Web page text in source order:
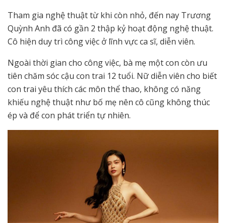
Tham gia nghệ thuật từ khi còn nhỏ, đến nay Trương
Quỳnh Anh đã có gần 2 thập kỷ hoạt động nghệ thuật.
Cô hiện duy trì công việc ở lĩnh vực ca sĩ, diễn viên.
Ngoài thời gian cho công việc, bà mẹ một con còn ưu
tiên chăm sóc cậu con trai 12 tuổi. Nữ diễn viên cho biết
con trai yêu thích các môn thể thao, không có năng
khiếu nghệ thuật như bố mẹ nên cô cũng không thúc
ép và để con phát triển tự nhiên.